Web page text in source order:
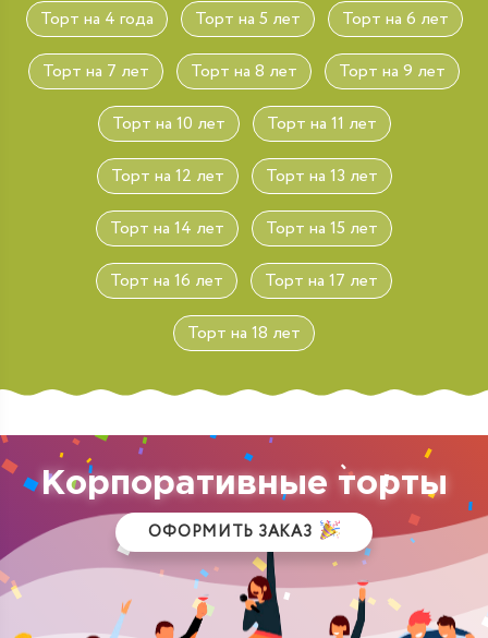
Торт на 4 года Торт на 5 лет Торт на 6 лет
Торт на 7 лет Торт на 8 лет Торт на 9 лет
Торт на 10 лет Торт на 11 лет
Торт на 12 лет Торт на 13 лет
Торт на 14 лет Торт на 15 лет
Торт на 16 лет Торт на 17 лет
Торт на 18 лет
Корпоративные торты
ОФОРМИТЬ ЗАКАЗ